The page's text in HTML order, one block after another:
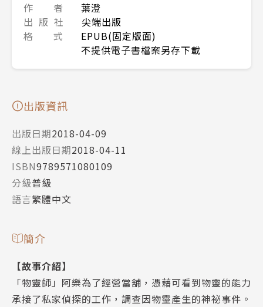
作 者
葉澄
出 版 社
尖端出版
格 式
EPUB(固定版面)
不提供電子書檔案另存下載
出版資訊
出版日期2018-04-09
線上出版日期2018-04-11
ISBN9789571080109
分級普級
語言繁體中文
簡介
【故事介紹】
「物靈師」阿樂為了經營當舖，憑藉可看到物靈的能力
承接了私家偵探的工作，調查因物靈產生的神祕事件。